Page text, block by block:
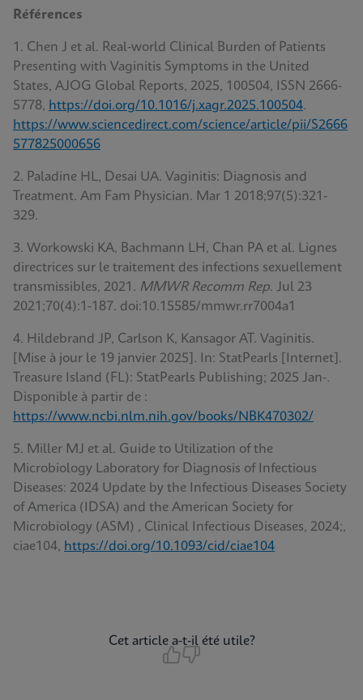
Références
1. Chen J et al. Real-world Clinical Burden of Patients
Presenting with Vaginitis Symptoms in the United
States, AJOG Global Reports, 2025, 100504, ISSN 2666-
5778, https://doi.org/10.1016/j.xagr.2025.100504.
https://www.sciencedirect.com/science/article/pii/S2666
577825000656
2. Paladine HL, Desai UA. Vaginitis: Diagnosis and
Treatment. Am Fam Physician. Mar 1 2018;97(5):321-
329.
3. Workowski KA, Bachmann LH, Chan PA et al. Lignes
directrices sur le traitement des infections sexuellement
transmissibles, 2021. MMWR Recomm Rep. Jul 23
2021;70(4):1-187. doi:10.15585/mmwr.rr7004a1
4. Hildebrand JP, Carlson K, Kansagor AT. Vaginitis.
[Mise à jour le 19 janvier 2025]. In: StatPearls [Internet].
Treasure Island (FL): StatPearls Publishing; 2025 Jan-.
Disponible à partir de :
https://www.ncbi.nlm.nih.gov/books/NBK470302/
5. Miller MJ et al. Guide to Utilization of the
Microbiology Laboratory for Diagnosis of Infectious
Diseases: 2024 Update by the Infectious Diseases Society
of America (IDSA) and the American Society for
Microbiology (ASM) , Clinical Infectious Diseases, 2024;,
ciae104, https://doi.org/10.1093/cid/ciae104
Cet article a-t-il été utile?